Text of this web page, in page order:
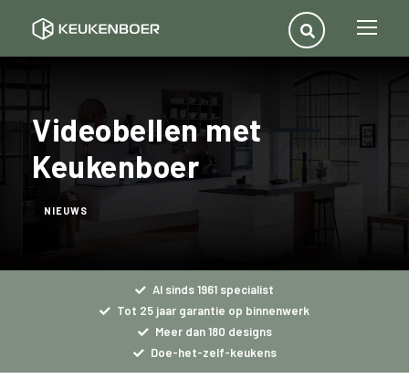
Videobellen met
Keukenboer
NIEUWS
Al sinds 1961 specialist
Tot 25 jaar garantie op binnenwerk
Meer dan 180 designs
Doe-het-zelf-keukens